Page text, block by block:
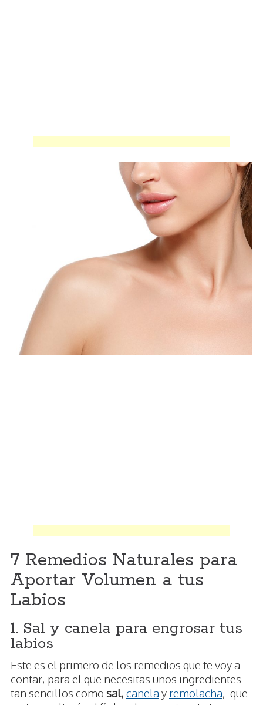
7 Remedios Naturales para
Aportar Volumen a tus
Labios
1. Sal y canela para engrosar tus
labios
Este es el primero de los remedios que te voy a
contar, para el que necesitas unos ingredientes
tan sencillos como sal, canela y remolacha, que